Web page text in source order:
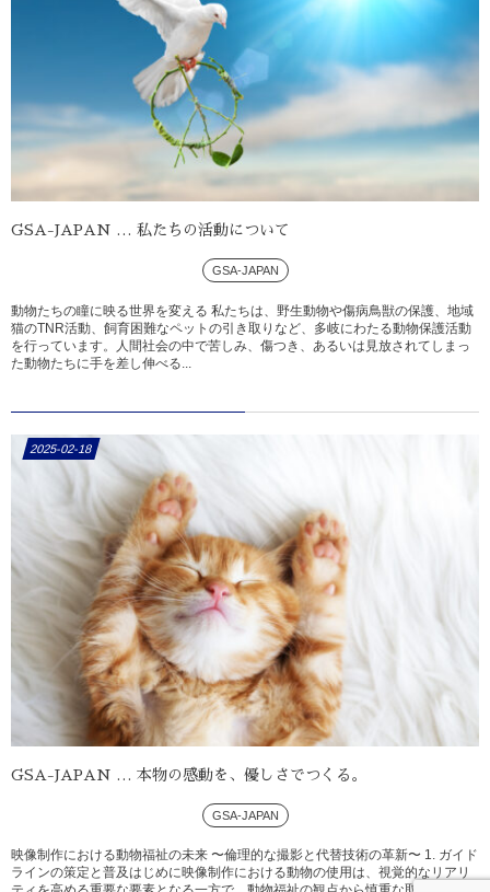
GSA-JAPAN … 私たちの活動について
GSA-JAPAN
動物たちの瞳に映る世界を変える 私たちは、野生動物や傷病鳥獣の保護、地域
猫のTNR活動、飼育困難なペットの引き取りなど、多岐にわたる動物保護活動
を行っています。人間社会の中で苦しみ、傷つき、あるいは見放されてしまっ
た動物たちに手を差し伸べる...
2025-02-18
GSA-JAPAN … 本物の感動を、優しさでつくる。
GSA-JAPAN
映像制作における動物福祉の未来 〜倫理的な撮影と代替技術の革新〜 1. ガイド
ラインの策定と普及はじめに映像制作における動物の使用は、視覚的なリアリ